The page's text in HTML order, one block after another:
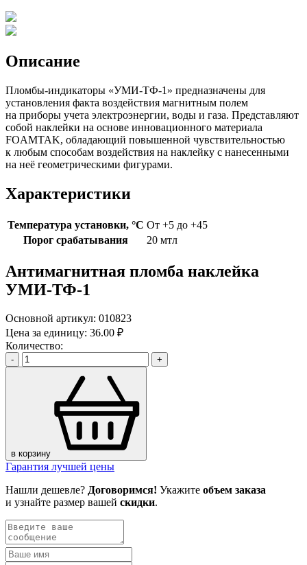
Описание
Пломбы-индикаторы «УМИ-ТФ-1» предназначены для
установления факта воздействия магнитным полем
на приборы учета электроэнергии, воды и газа. Представляют
собой наклейки на основе инновационного материала
FOAMTAK, обладающий повышенной чувствительностью
к любым способам воздействия на наклейку с нанесенными
на неё геометрическими фигурами.
Характеристики
Температура установки, °C От +5 до +45
Порог срабатывания
20 мтл
Антимагнитная пломба наклейка
УМИ-ТФ-1
Основной артикул: 010823
Цена за единицу: 36.00 ₽
Количество:
- +
в корзину
Гарантия лучшей цены
Нашли дешевле? Договоримся! Укажите объем заказа
и узнайте размер вашей скидки.